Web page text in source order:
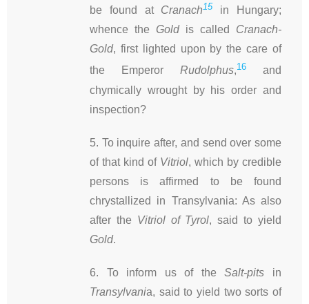
be found at Cranach15 in Hungary;
whence the Goldis called Cranach-
Gold, first lighted upon by the care of
the Emperor Rudolphus,16 and
chymically wrought by his order and
inspection?
5. To inquire after, and send over some
of that kind of Vitriol, which by credible
persons is affirmed to be found
chrystallized in Transylvania: As also
after the Vitriol of Tyrol, said to yield
Gold.
6. To inform us of theSalt-pits in
Transylvania, said to yield two sorts of